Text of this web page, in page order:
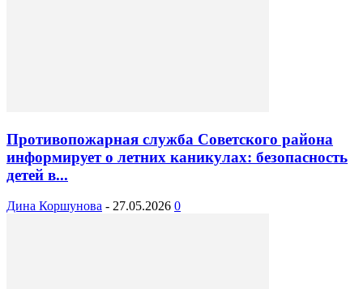
Противопожарная служба Советского района
информирует о летних каникулах: безопасность
детей в...
Дина Коршунова - 27.05.2026 0